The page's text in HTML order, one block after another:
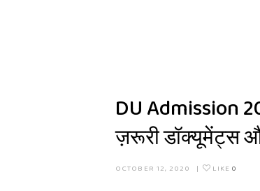
DU Admission
ज़रूरी डॉक्यूमेंट्स
OCTOBER 12, 2020 | LIKE 0